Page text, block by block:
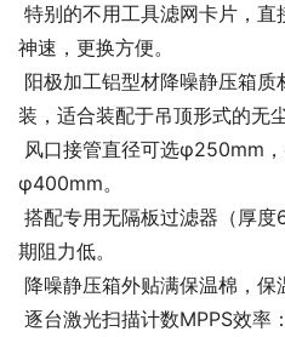
神速，更换方便。
装，适合装配于吊顶形式的无尘
φ400mm。
期阻力低。
降噪静压箱外贴满保温棉，保
逐台激光扫描计数MPPS效率